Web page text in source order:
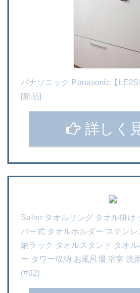
パナソニック Panasonic【
[新品]
詳しく
Salinr タオルリング タオル掛け
バー式 タオルホルダー ステン
納ラック タオルスタンド タオ
ー タワー収納 お風呂場 浴室 洗
(#02)